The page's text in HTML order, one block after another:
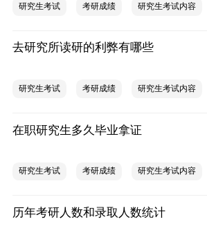
研究生考试 考研成绩 研究生考试内容
去研究所读研的利弊有哪些
研究生考试 考研成绩 研究生考试内容
在职研究生多久毕业拿证
研究生考试 考研成绩 研究生考试内容
历年考研人数和录取人数统计